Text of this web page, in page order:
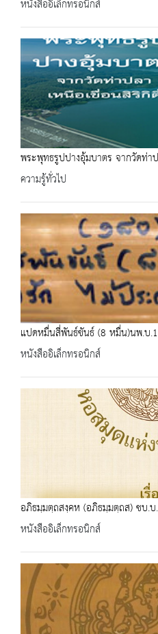
หนังสืออิเล็กทรอนิกส์
พระพุทธรูปปางอุ้มบาตร จากวัดท่า
ความรู้ทั่วไป
แปดหมื่นสี่พันธ์ขันธ์ (8 หมื่น)นพ.บ
หนังสืออิเล็กทรอนิกส์
อภิธมฺมตฺถสงฺคห (อภิธมฺมตฺถส) ชบ.
หนังสืออิเล็กทรอนิกส์